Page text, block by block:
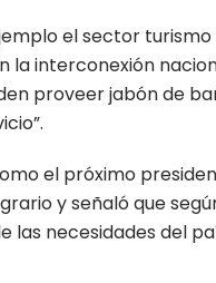
el sector
la interconexión
proveer jabón de
el próximo
y señaló que
las necesidades del